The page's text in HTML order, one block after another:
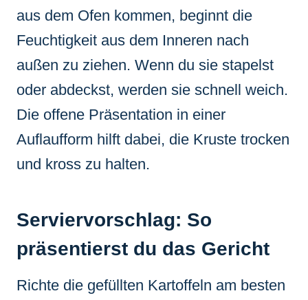
aus dem Ofen kommen, beginnt die
Feuchtigkeit aus dem Inneren nach
außen zu ziehen. Wenn du sie stapelst
oder abdeckst, werden sie schnell weich.
Die offene Präsentation in einer
Auflaufform hilft dabei, die Kruste trocken
und kross zu halten.
Serviervorschlag: So
präsentierst du das Gericht
Richte die gefüllten Kartoffeln am besten